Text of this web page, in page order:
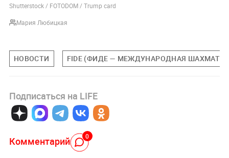
Shutterstock / FOTODOM / Trump card
Мария Любицкая
НОВОСТИ FIDE (ФИДЕ — МЕЖДУНАРОДНАЯ
Подписаться на LIFE
Комментарий 0